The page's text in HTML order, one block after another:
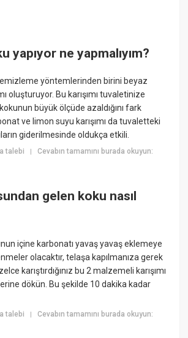
yapıyor ne yapmalıyım?
temizleme yöntemlerinden birini beyaz
oluşturuyor. Bu karışımı tuvaletinize
büyük ölçüde azaldığını fark
ve limon suyu karışımı da tuvaletteki
giderilmesinde oldukça etkili.
talebi |Cevabın tamamını burada okuyun:
gelen koku nasıl
içine karbonatı yavaş yavaş eklemeye
olacaktır, telaşa kapılmanıza gerek
karıştırdığınız bu 2 malzemeli karışımı
dökün. Bu şekilde 10 dakika kadar
talebi |Cevabın tamamını burada okuyun: